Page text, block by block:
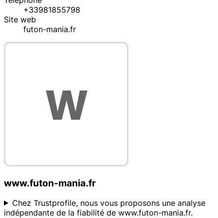
+33981855798
Site web
futon-mania.fr
www.futon-mania.fr
Chez Trustprofile, nous vous proposons une analyse
indépendante de la fiabilité de www.futon-mania.fr.